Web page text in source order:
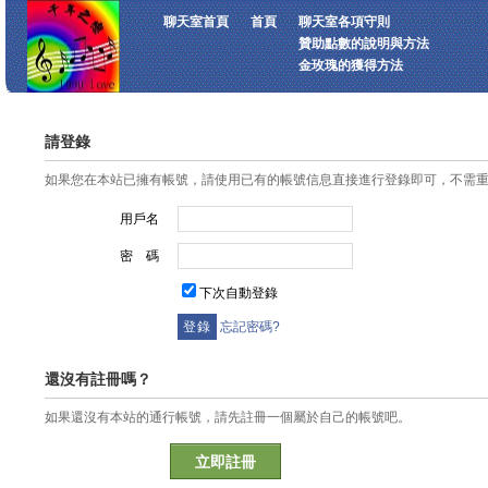
聊天室首頁 首頁
聊天室各項守則
贊助點數的說明與方法
金玫瑰的獲得方法
請登錄
如果您在本站已擁有帳號，請使用已有的帳號信息直接進行登錄即可，不需
用戶名
密 碼
下次自動登錄
忘記密碼?
還沒有註冊嗎？
如果還沒有本站的通行帳號，請先註冊一個屬於自己的帳號吧。
立即註冊